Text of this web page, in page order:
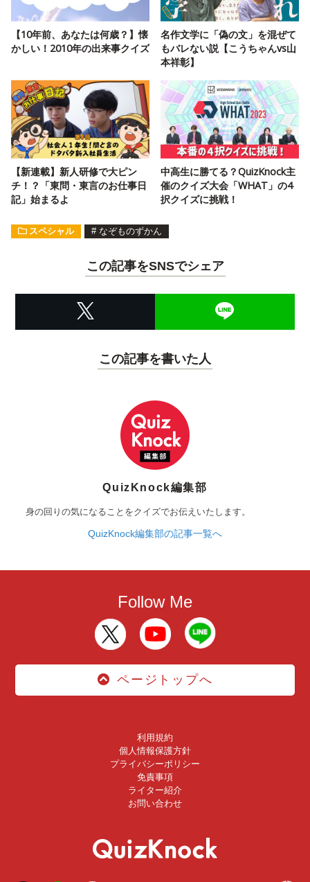
【10年前、あなたは何歳？】懐
かしい！2010年の出来事クイズ
名作文学に「偽の文」を混ぜて
もバレない説【こうちゃんvs山
本祥彰】
【新連載】新人研修で大ピン
チ！？「東問・東言のお仕事日
記」始まるよ
中高生に勝てる？QuizKnock主
催のクイズ大会「WHAT」の4
択クイズに挑戦！
スペシャル # なぞものずかん
この記事をSNSでシェア
この記事を書いた人
QuizKnock編集部
身の回りの気になることをクイズでお伝えいたします。
QuizKnock編集部の記事一覧へ
Follow Me
ページトップへ
利用規約
個人情報保護方針
プライバシーポリシー
免責事項
ライター紹介
お問い合わせ